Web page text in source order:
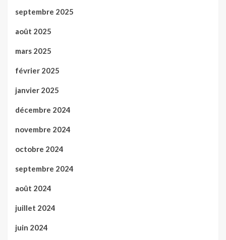
septembre 2025
août 2025
mars 2025
février 2025
janvier 2025
décembre 2024
novembre 2024
octobre 2024
septembre 2024
août 2024
juillet 2024
juin 2024